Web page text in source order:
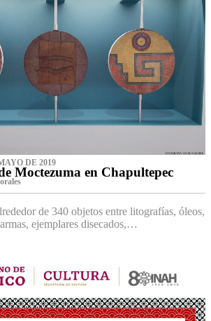
DE 2019
Moctezuma en Chapultepec
de 340 objetos entre litografías, óleos,
ejemplares disecados,…